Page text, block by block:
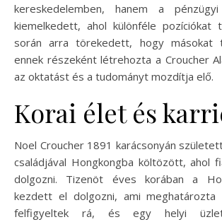
kereskedelemben, hanem a
kiemelkedett, ahol különféle
során arra törekedett, hogy másokat
ennek részeként létrehozta a Croucher
az oktatást és a tudományt mozdítja elő.
Korai élet és
Noel Croucher 1891 karácsonyán
családjával Hongkongba költözött, ahol
dolgozni. Tizenöt éves korában a
kezdett el dolgozni, ami meghatározta
felfigyeltek rá, és egy helyi